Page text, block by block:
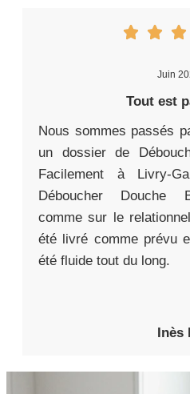
Juin
Tout est
Nous sommes passés
un dossier de
Facilement à Livry-
Déboucher Douche
comme sur le
été livré comme prévu
été fluide tout du long.
Inès